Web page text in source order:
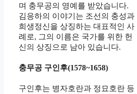
며 충무공의 영예를 받았습니다.
김응하의 이야기는 조선의 충성과
희생정신을 상징하는 대표적인 사
례로, 그의 이름은 국가를 위한 헌
신의 상징으로 남아 있습니다.
충무공 구인후(1578~1658)
구인후는 병자호란과 정묘호란 등